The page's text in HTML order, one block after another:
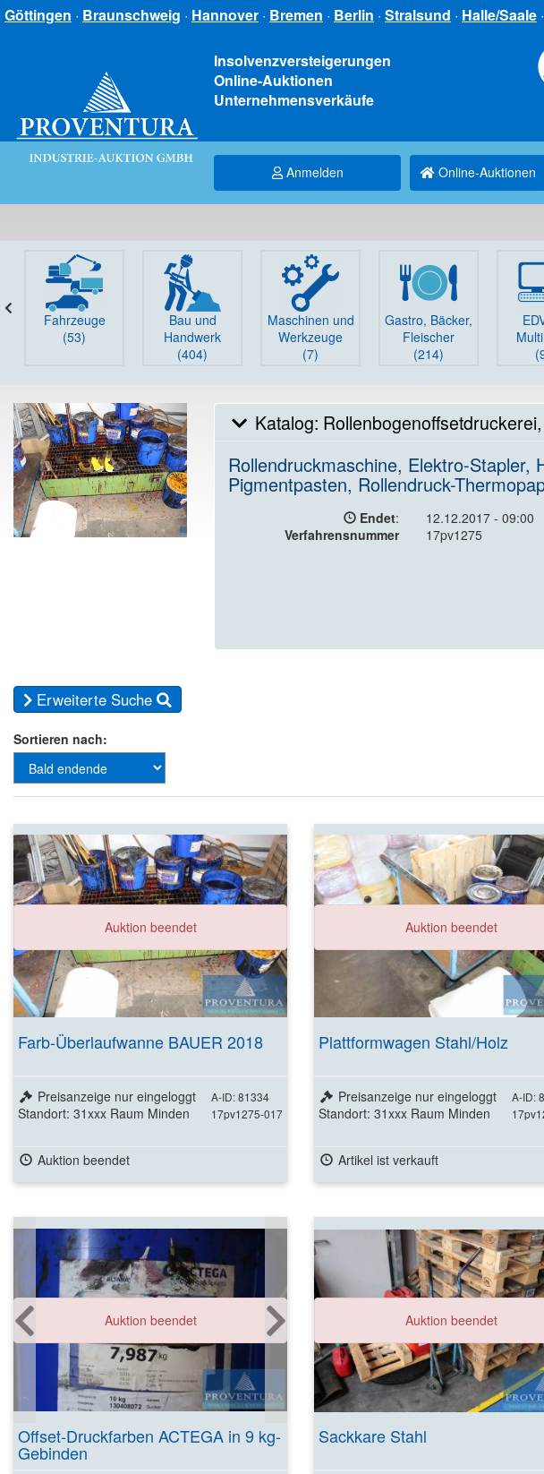
Göttingen · Braunschweig · Hannover · Bremen · Berlin · Stralsund · Halle/Saale ·
Insolvenzversteigerungen
Online-Auktionen
Unternehmensverkäufe
Anmelden Online-Auktionen
Fahrzeuge
(53)
Bau und
Handwerk
(404)
Maschinen und
Werkzeuge
(7)
Gastro, Bäcker,
Fleischer
(214)
Katalog:
Rollendruckmaschine, Elektro-Stapler,
Pigmentpasten, Rollendruck-
Endet:
12.12.2017 - 09:00
Verfahrensnummer
17pv1275
Erweiterte Suche
Sortieren nach:
Auktion beendet
Farb-Überlaufwanne BAUER 2018
A-ID: 81334
17pv1275-017
Preisanzeige nur eingeloggt
Standort: 31xxx Raum Minden
Auktion beendet
Auktion beendet
Plattformwagen Stahl/Holz
A-ID:
Preisanzeige nur eingeloggt
Standort: 31xxx Raum Minden
Artikel ist verkauft
Auktion beendet
Offset-Druckfarben ACTEGA in 9 kg-
Gebinden
Auktion beendet
Sackkare Stahl